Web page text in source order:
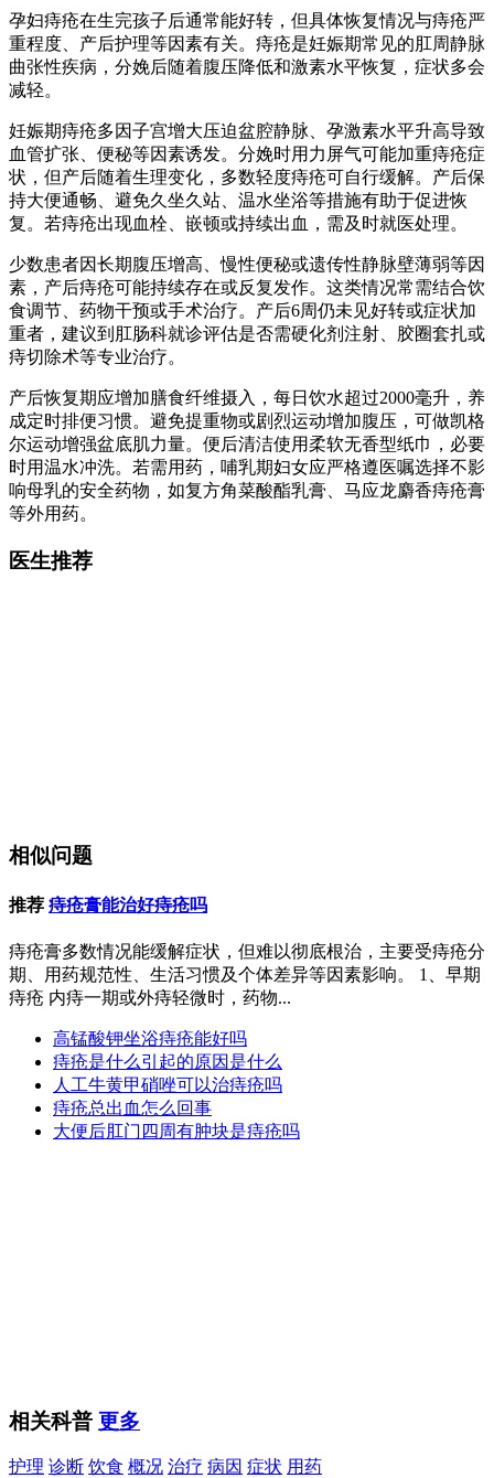
孕妇痔疮在生完孩子后通常能好转，但具体恢复情况与痔疮严
重程度、产后护理等因素有关。痔疮是妊娠期常见的肛周静脉
曲张性疾病，分娩后随着腹压降低和激素水平恢复，症状多会
减轻。
妊娠期痔疮多因子宫增大压迫盆腔静脉、孕激素水平升高导致
血管扩张、便秘等因素诱发。分娩时用力屏气可能加重痔疮症
状，但产后随着生理变化，多数轻度痔疮可自行缓解。产后保
持大便通畅、避免久坐久站、温水坐浴等措施有助于促进恢
复。若痔疮出现血栓、嵌顿或持续出血，需及时就医处理。
少数患者因长期腹压增高、慢性便秘或遗传性静脉壁薄弱等因
素，产后痔疮可能持续存在或反复发作。这类情况常需结合饮
食调节、药物干预或手术治疗。产后6周仍未见好转或症状加
重者，建议到肛肠科就诊评估是否需硬化剂注射、胶圈套扎或
痔切除术等专业治疗。
产后恢复期应增加膳食纤维摄入，每日饮水超过2000毫升，养
成定时排便习惯。避免提重物或剧烈运动增加腹压，可做凯格
尔运动增强盆底肌力量。便后清洁使用柔软无香型纸巾，必要
时用温水冲洗。若需用药，哺乳期妇女应严格遵医嘱选择不影
响母乳的安全药物，如复方角菜酸酯乳膏、马应龙麝香痔疮膏
等外用药。
医生推荐
相似问题
推荐 痔疮膏能治好痔疮吗
痔疮膏多数情况能缓解症状，但难以彻底根治，主要受痔疮分
期、用药规范性、生活习惯及个体差异等因素影响。 1、早期
痔疮 内痔一期或外痔轻微时，药物...
高锰酸钾坐浴痔疮能好吗
痔疮是什么引起的原因是什么
人工牛黄甲硝唑可以治痔疮吗
痔疮总出血怎么回事
大便后肛门四周有肿块是痔疮吗
相关科普 更多
护理 诊断 饮食 概况 治疗 病因 症状 用药